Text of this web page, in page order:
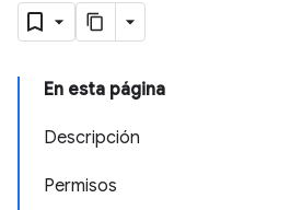
En esta página
Descripción
Permisos